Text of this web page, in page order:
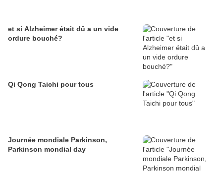
et si Alzheimer était dû a un vide
ordure bouché?
Qi Qong Taichi pour tous
Journée mondiale Parkinson,
Parkinson mondial day